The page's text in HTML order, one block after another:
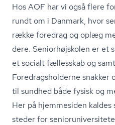
Hos AOF har vi også flere
rundt om i Danmark, hvor
række foredrag og oplæg
de­re. Se­ni­o­r­højsko­len er et
et socialt fællesskab og
Fored­rags­hol­der­ne
til sundhed både fysisk og
Her på hjemmesiden kaldes
steder for